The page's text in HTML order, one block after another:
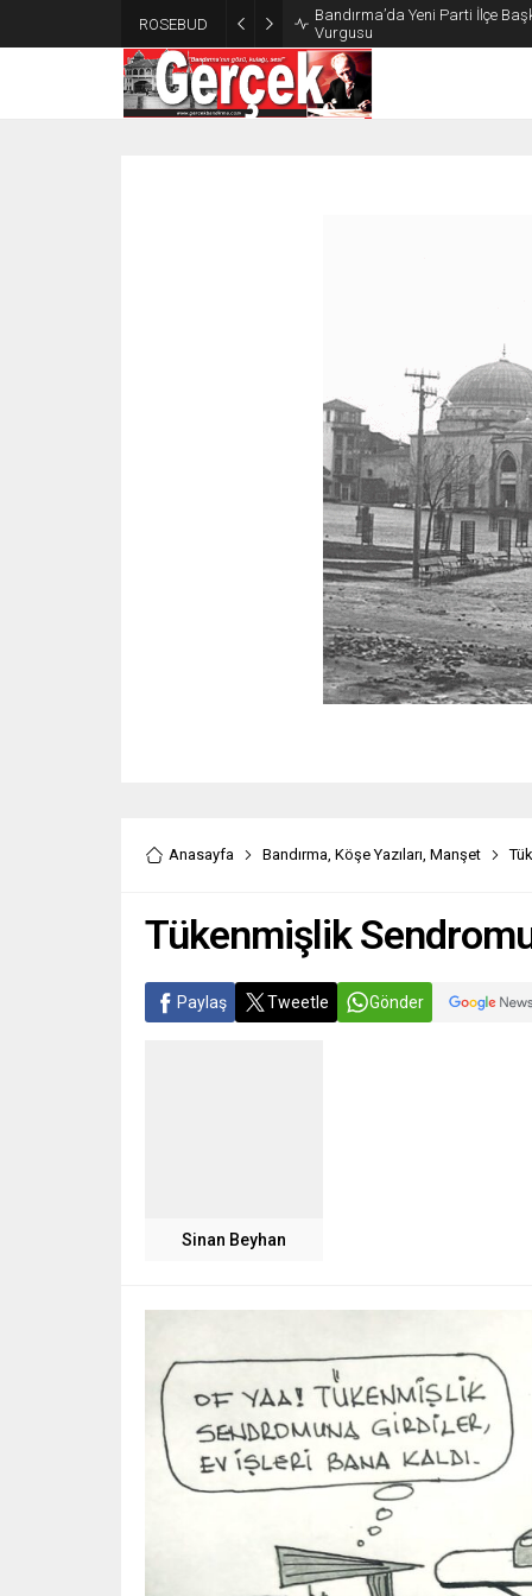
ROSEBUD
Bandırma’da Yeni Parti İlçe
Vurgusu
Anasayfa Bandırma, Köşe Yazıları, Manşet
Tükenmişlik
Paylaş Tweetle Gönder
Sinan Beyhan